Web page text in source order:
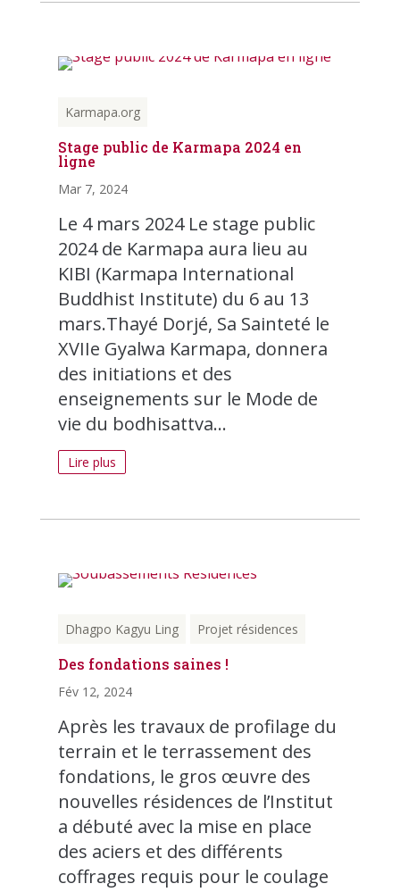
Karmapa.org
Stage public de Karmapa 2024 en
ligne
Mar 7, 2024
Le 4 mars 2024 Le stage public
2024 de Karmapa aura lieu au
KIBI (Karmapa International
Buddhist Institute) du 6 au 13
mars.Thayé Dorjé, Sa Sainteté le
XVIIe Gyalwa Karmapa, donnera
des initiations et des
enseignements sur le Mode de
vie du bodhisattva...
Lire plus
Dhagpo Kagyu Ling Projet résidences
Des fondations saines !
Fév 12, 2024
Après les travaux de profilage du
terrain et le terrassement des
fondations, le gros œuvre des
nouvelles résidences de l’Institut
a débuté avec la mise en place
des aciers et des différents
coffrages requis pour le coulage